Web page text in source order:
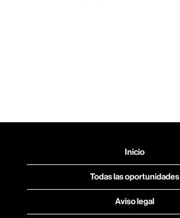
Inicio
Todas las oportunidades
Aviso legal